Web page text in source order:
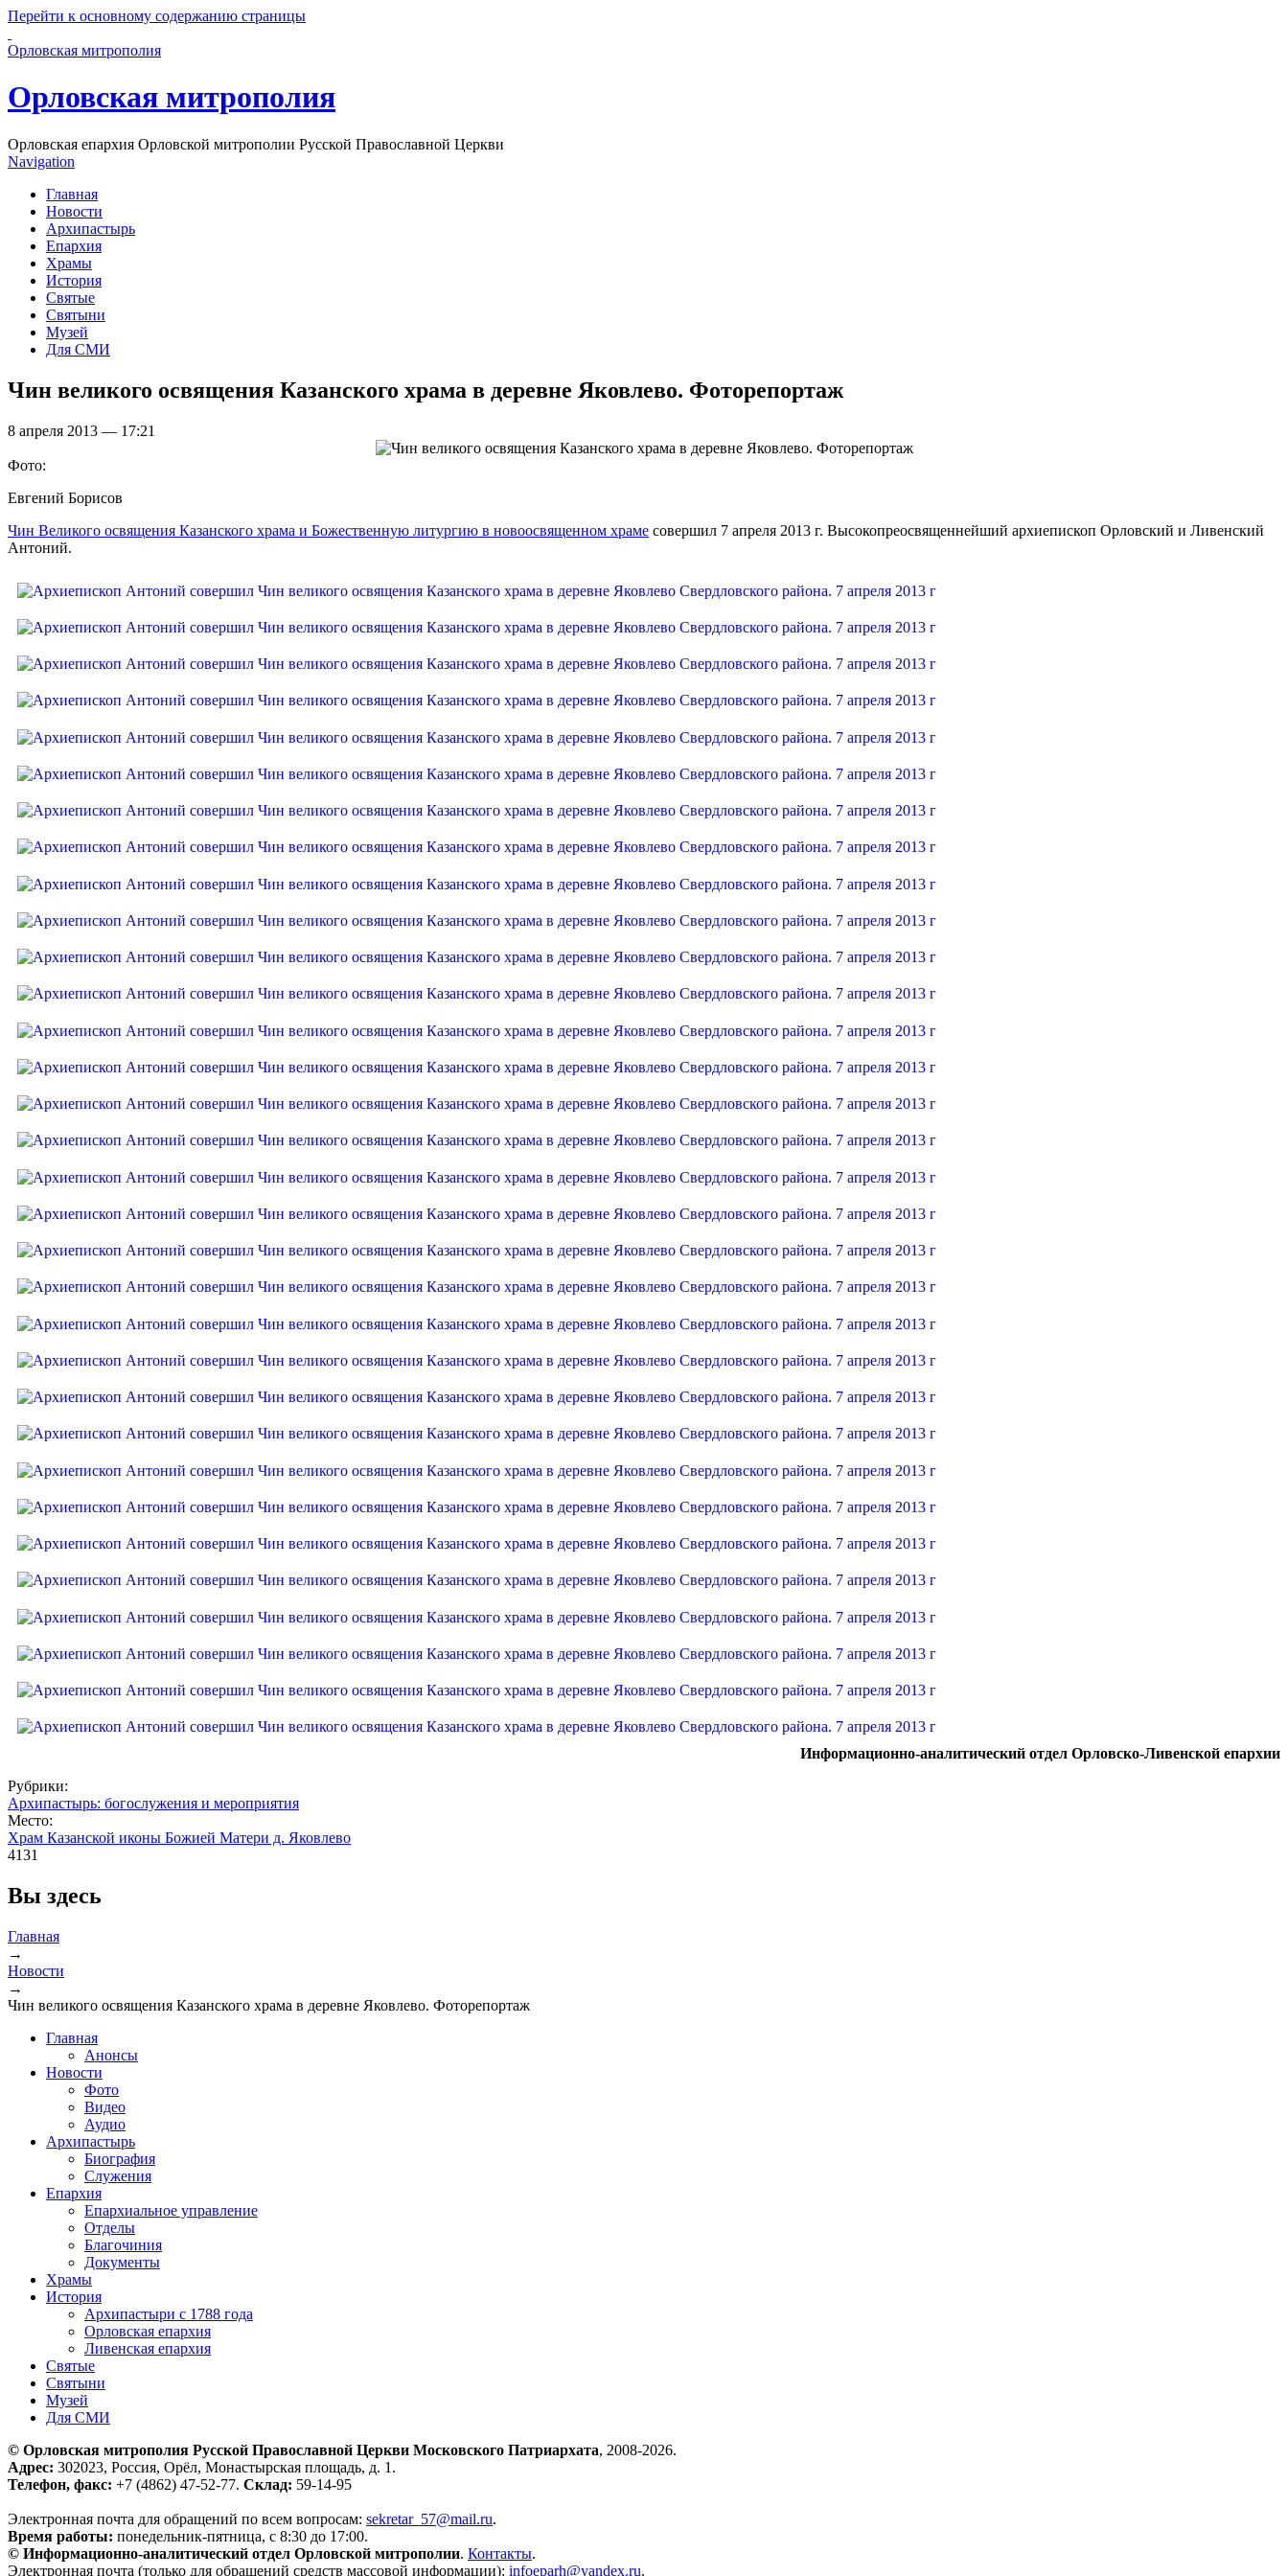
Перейти к основному содержанию страницы
Орловская митрополия
Орловская митрополия
Орловская епархия Орловской митрополии Русской Православной Церкви
Navigation
Главная
Новости
Архипастырь
Епархия
Храмы
История
Святые
Святыни
Музей
Для СМИ
Чин великого освящения Казанского храма в деревне Яковлево. Фоторепортаж
8 апреля 2013 — 17:21
Фото:
Евгений Борисов
Чин Великого освящения Казанского храма и Божественную литургию в новоосвященном храме совершил 7 апреля 2013 г. Высокопреосвященнейший архиепископ Орловский и Ливенский
Антоний.
Информационно-аналитический отдел Орловско-Ливенской епархии
Рубрики:
Архипастырь: богослужения и мероприятия
Место:
Храм Казанской иконы Божией Матери д. Яковлево
4131
Вы здесь
Главная
→
Новости
→
Чин великого освящения Казанского храма в деревне Яковлево. Фоторепортаж
Главная
Анонсы
Новости
Фото
Видео
Аудио
Архипастырь
Биография
Служения
Епархия
Епархиальное управление
Отделы
Благочиния
Документы
Храмы
История
Архипастыри с 1788 года
Орловская епархия
Ливенская епархия
Святые
Святыни
Музей
Для СМИ
© Орловская митрополия Русской Православной Церкви Московского Патриархата, 2008-2026.
Адрес: 302023, Россия, Орёл, Монастырская площадь, д. 1.
Телефон, факс: +7 (4862) 47-52-77. Склад: 59-14-95
Электронная почта для обращений по всем вопросам: sekretar_57@mail.ru.
Время работы: понедельник-пятница, с 8:30 до 17:00.
© Информационно-аналитический отдел Орловской митрополии. Контакты.
Электронная почта (только для обращений средств массовой информации): infoeparh@yandex.ru.